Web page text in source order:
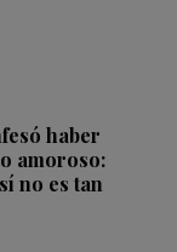
haber
amoroso:
no es tan